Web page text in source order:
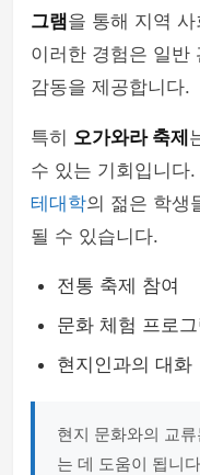
그램을 통해 지역
이러한 경험은 일반
감동을 제공합니다.
특히 오가와라 축제
수 있는 기회입니다
테대학의 젊은 학생
될 수 있습니다.
전통 축제 참여
문화 체험 프로그
현지인과의 대화
현지 문화와의 교
는 데 도움이 됩니